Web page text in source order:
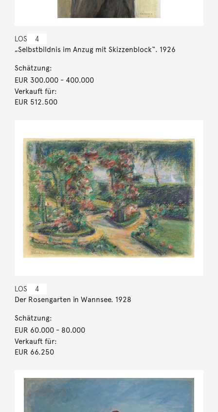
LOS 4
„Selbstbildnis im Anzug mit Skizzenblock“. 1926
Schätzung:
EUR 300.000- 400.000
Verkauft für:
EUR 512.500
LOS 4
Der Rosengarten in Wannsee. 1928
Schätzung:
EUR 60.000- 80.000
Verkauft für:
EUR 66.250